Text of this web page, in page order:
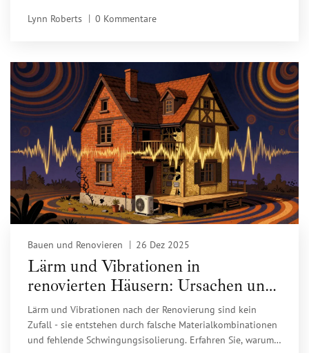
Lynn Roberts
0 Kommentare
Bauen und Renovieren 26 Dez 2025
Lärm und Vibrationen in
renovierten Häusern: Ursachen und
was wirklich hilft
Lärm und Vibrationen nach der Renovierung sind kein
Zufall - sie entstehen durch falsche Materialkombinationen
und fehlende Schwingungsisolierung. Erfahren Sie, warum